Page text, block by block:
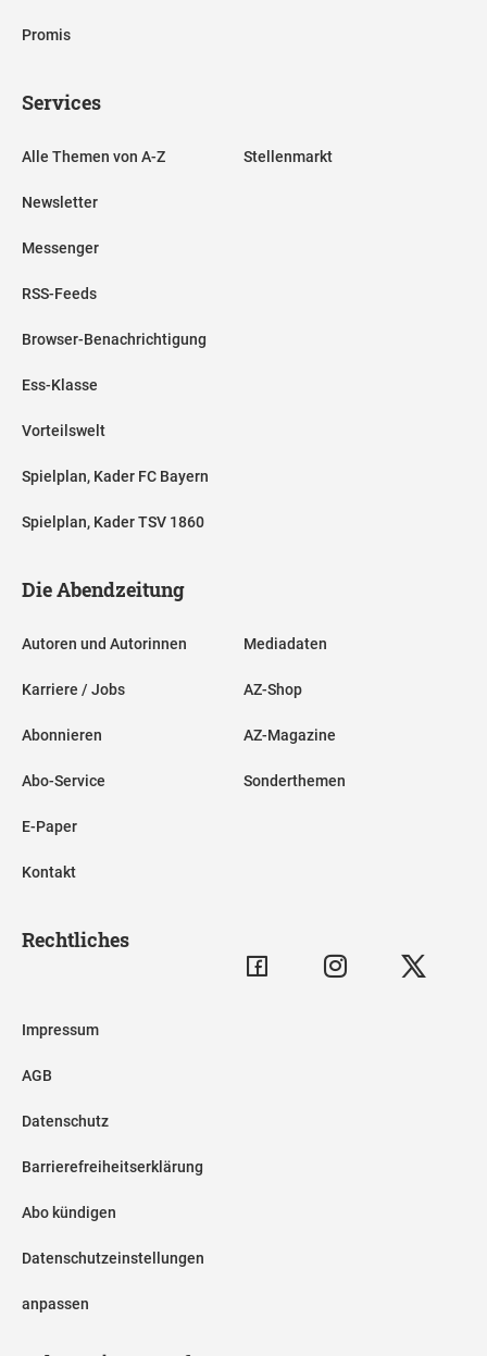
Promis
Services
Alle Themen von A-Z
Newsletter
Messenger
RSS-Feeds
Browser-Benachrichtigung
Ess-Klasse
Vorteilswelt
Spielplan, Kader FC Bayern
Spielplan, Kader TSV 1860
Stellenmarkt
Die Abendzeitung
Autoren und Autorinnen
Karriere / Jobs
Abonnieren
Abo-Service
E-Paper
Kontakt
Mediadaten
AZ-Shop
AZ-Magazine
Sonderthemen
Rechtliches
Impressum
AGB
Datenschutz
Barrierefreiheitserklärung
Abo kündigen
Datenschutzeinstellungen
anpassen